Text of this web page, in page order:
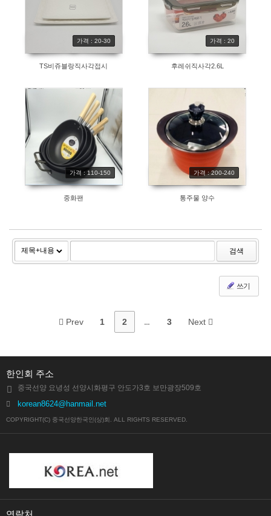
가격 : 20-30
TS비쥬블랑직사각접시
가격 : 20
후레쉬직사각2.6L
가격 : 110-150
중화팬
가격 : 200-240
통주물 양수
검색
쓰기
Prev 1 2 ... 3 Next
한인회 주소
중국선양 요녕성 선양시화평구 안도가3호 보만광장509호
korean8624@hanmail.net
COPYRIGHT(C) 중국선양한국인(상)회. ALL RIGHTS RESERVED.
연락처